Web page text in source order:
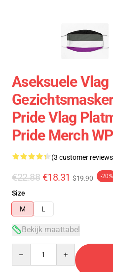
Aseksuele Vlag
Pride Vlag
Pride Merch
(3 customer
€22.88 €18.31 $19.90 -20%
Size
M
L
Bekijk maattabel